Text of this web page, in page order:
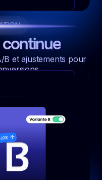
continue
B et ajustements pour